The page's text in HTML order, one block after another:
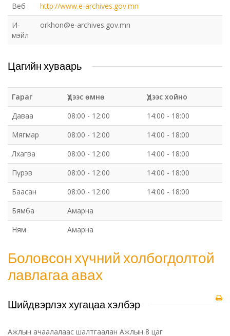
Веб
http://www.e-archives.gov.mn
И-
мэйл
orkhon@e-archives.gov.mn
Цагийн хуваарь
Гараг Үдээс өмнө
Үдээс хойно
Даваа
08:00 - 12:00
14:00 - 18:00
Мягмар
08:00 - 12:00
14:00 - 18:00
Лхагва
08:00 - 12:00
14:00 - 18:00
Пүрэв
08:00 - 12:00
14:00 - 18:00
Баасан
08:00 - 12:00
14:00 - 18:00
Бямба
Амарна
Ням
Амарна
Боловсон хүчний холбогдолтой
лавлагаа авах
Шийдвэрлэх хугацаа хэлбэр
Ажлын ачаалалаас шалтгаалан Ажлын 8 цаг